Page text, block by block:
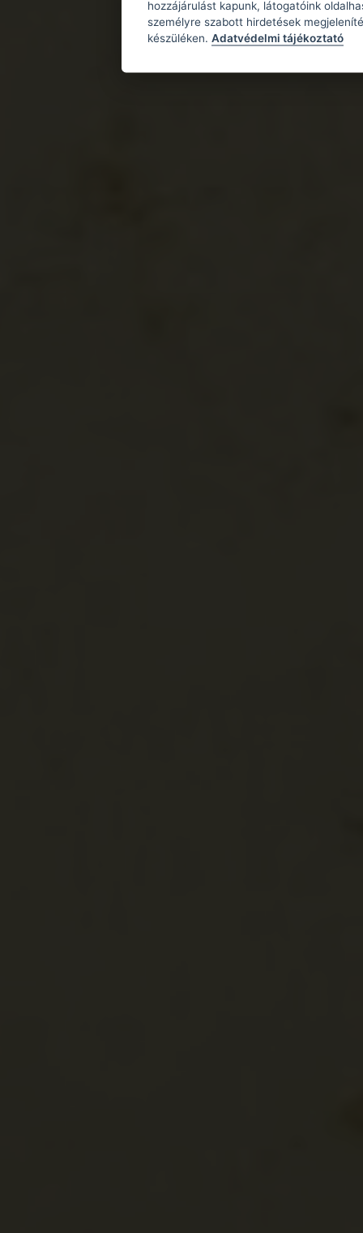
hozzájárulást kapunk, látogatóink
személyre szabott hirdetések
készüléken. Adatvédelmi tájékoztató